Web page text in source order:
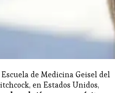
de Medicina Geisel del
en Estados Unidos,